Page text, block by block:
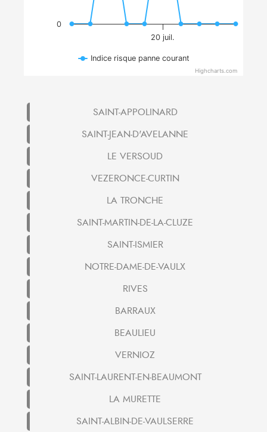
20 juil.
0
Indice risque panne courant
Highcharts.com
SAINT-APPOLINARD
SAINT-JEAN-D'AVELANNE
LE VERSOUD
VEZERONCE-CURTIN
LA TRONCHE
SAINT-MARTIN-DE-LA-CLUZE
SAINT-ISMIER
NOTRE-DAME-DE-VAULX
RIVES
BARRAUX
BEAULIEU
VERNIOZ
SAINT-LAURENT-EN-BEAUMONT
LA MURETTE
SAINT-ALBIN-DE-VAULSERRE